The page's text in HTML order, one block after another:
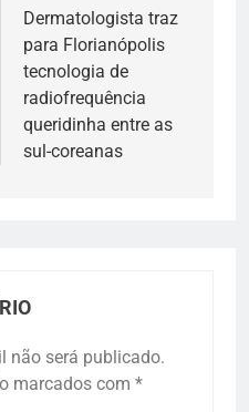
Dermatologista traz
para Florianópolis
tecnologia de
radiofrequência
queridinha entre as
sul-coreanas
não será publicado.
marcados com *